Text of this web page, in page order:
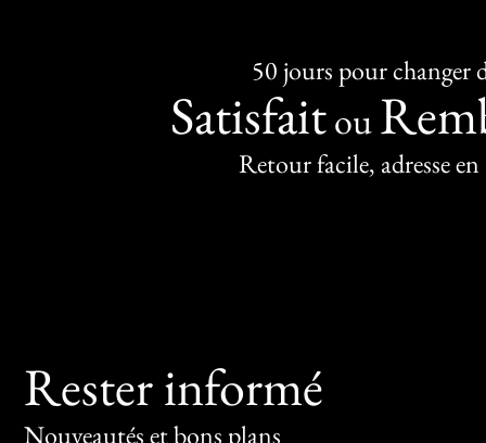
50 jours pour changer
Satisfaitou
Retour facile, adresse en
Rester informé
Nouveautés et bons plans